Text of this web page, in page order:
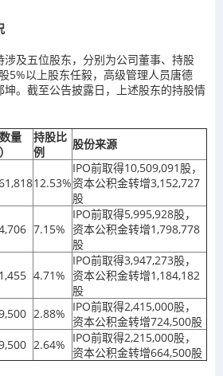
涉及五位股东，分别为公司董事、持股
5%以上股东任毅，高级管理人员唐德
。截至公告披露日，上述股东的持股情
量
持股比
例
股份来源
12.53%
IPO前取得10,509,091股，
资本公积金转增3,152,727
股
7.15%
IPO前取得5,995,928股，
资本公积金转增1,798,778
股
4.71%
IPO前取得3,947,273股，
资本公积金转增1,184,182
股
2.88% IPO前取得2,415,000股，
资本公积金转增724,500股
2.64% IPO前取得2,215,000股，
资本公积金转增664,500股